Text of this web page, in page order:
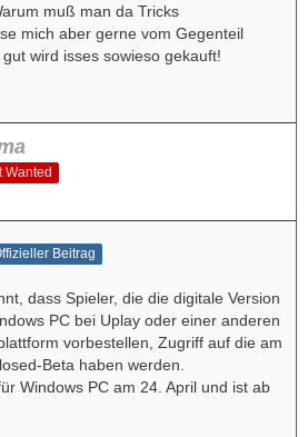
muß man da Tricks
mich aber gerne vom Gegenteil
wird isses sowieso gekauft!
Wanted
Beitrag
dass Spieler, die die digitale Version
PC bei Uplay oder einer anderen
vorbestellen, Zugriff auf die am
Beta haben werden.
Windows PC am 24. April und ist ab